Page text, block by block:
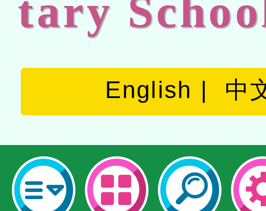
tary
English 中